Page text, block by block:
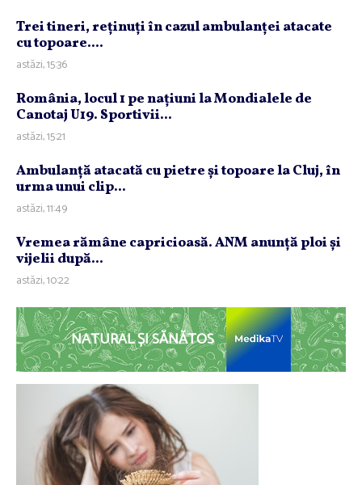
Trei tineri, reţinuţi în cazul ambulanţei atacate
cu topoare....
astăzi, 15:36
România, locul 1 pe naţiuni la Mondialele de
Canotaj U19. Sportivii...
astăzi, 15:21
Ambulanţă atacată cu pietre şi topoare la Cluj, în
urma unui clip...
astăzi, 11:49
Vremea rămâne capricioasă. ANM anunţă ploi şi
vijelii după...
astăzi, 10:22
NATURAL ȘI SĂNĂTOS